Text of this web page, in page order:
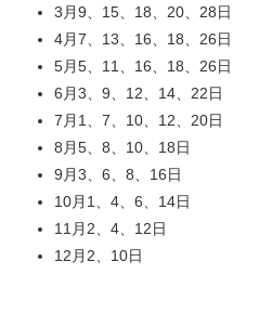
3月9、15、18、20、28日
4月7、13、16、18、26日
5月5、11、16、18、26日
6月3、9、12、14、22日
7月1、7、10、12、20日
8月5、8、10、18日
9月3、6、8、16日
10月1、4、6、14日
11月2、4、12日
12月2、10日